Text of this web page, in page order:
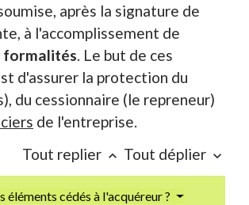
après la signature de
à l'accomplissement de
formalités. Le but de ces
d'assurer la protection du
du cessionnaire (le repreneur)
de l'entreprise.
Tout replier keyboard_arrow_up Tout déplier keyboard_arrow_down
éléments cédés à l'acquéreur ?